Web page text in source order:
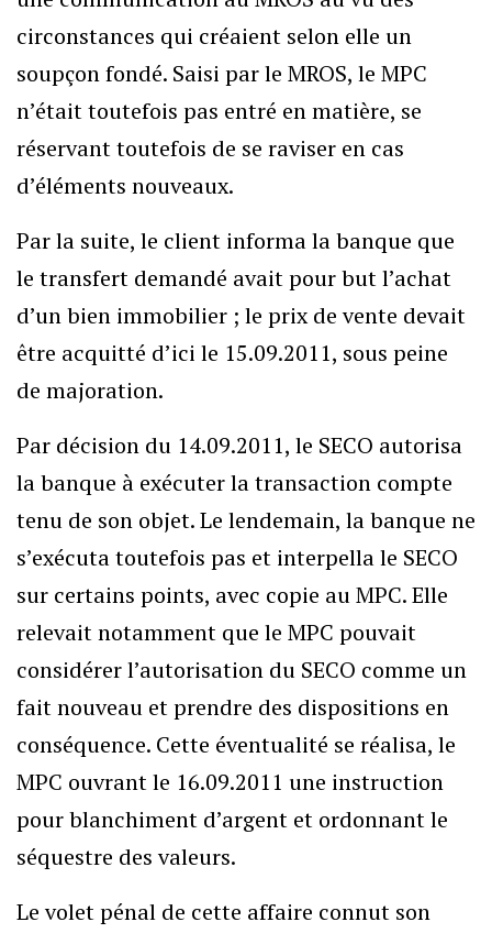
circonstances qui créaient selon elle un
soupçon fondé. Saisi par le MROS, le MPC
n’était toutefois pas entré en matière, se
réservant toutefois de se raviser en cas
d’éléments nouveaux.
Par la suite, le client informa la banque que
le transfert demandé avait pour but l’achat
d’un bien immobilier ; le prix de vente devait
être acquitté d’ici le 15.09.2011, sous peine
de majoration.
Par décision du 14.09.2011, le SECO autorisa
la banque à exécuter la transaction compte
tenu de son objet. Le lendemain, la banque ne
s’exécuta toutefois pas et interpella le SECO
sur certains points, avec copie au MPC. Elle
relevait notamment que le MPC pouvait
considérer l’autorisation du SECO comme un
fait nouveau et prendre des dispositions en
conséquence. Cette éventualité se réalisa, le
MPC ouvrant le 16.09.2011 une instruction
pour blanchiment d’argent et ordonnant le
séquestre des valeurs.
Le volet pénal de cette affaire connut son